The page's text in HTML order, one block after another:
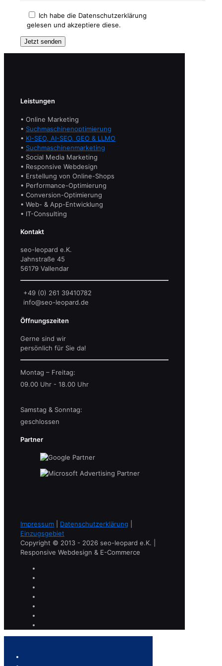
Ich habe die Datenschutzerklärung
gelesen und akzeptiere diese.
Leistungen
• Online Marketing
• Suchmaschinenoptimierung
• KI-SEO, AI-SEO, GEO & LLMO
• Suchmaschinenmarketing
• Social Media Marketing
• Responsive Webdesign
• Erstellung von Online-Shops
• Performance-Optimierung
• Conversion-Optimierung
• Web- & App-Entwicklung
• IT-Consulting
Kontakt
seo-leopard e.K.
Jahnstraße 45
56179 Vallendar
+49 (0) 261 39410782
info@seo-leopard.de
Öffnungszeiten
Gerne sind wir
persönlich für Sie da!
Montag – Freitag:
09.00 Uhr - 18.00 Uhr
Samstag & Sonntag:
geschlossen
Partner
Impressum Datenschutzerklärung
Einzugsgebiet
Copyright © 2013 - 2026 seo-leopard e.K. |
Responsive Webdesign & E-Commerce